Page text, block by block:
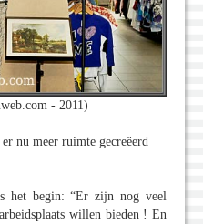
- 2011)
nu meer ruimte gecreëerd
het begin: “Er zijn nog veel
willen bieden ! En